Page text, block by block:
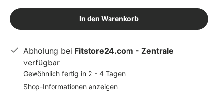
In den Warenkorb
Abholung bei Fitstore24.com - Zentrale
verfügbar
Gewöhnlich fertig in 2 - 4 Tagen
Shop-Informationen anzeigen